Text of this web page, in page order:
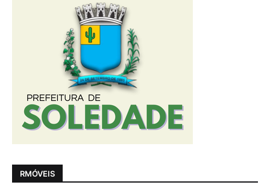
RMÓVEIS